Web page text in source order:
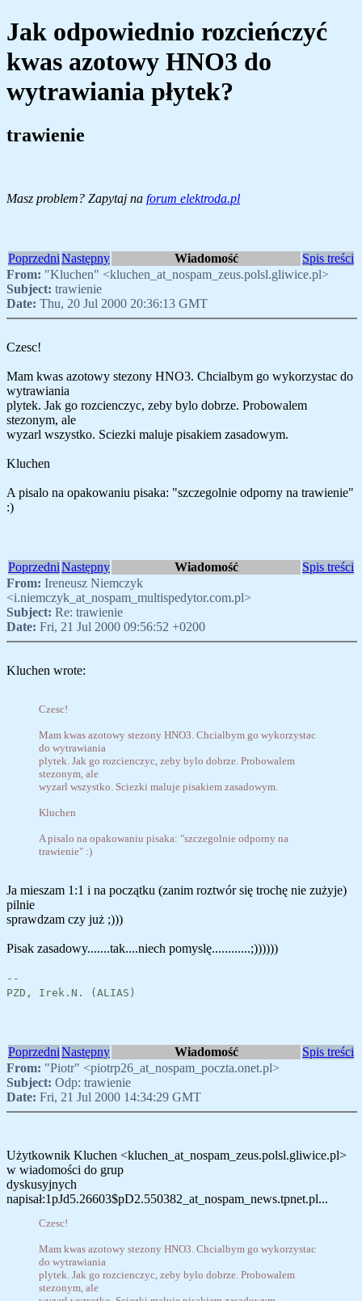
Jak odpowiednio rozcieńczyć
kwas azotowy HNO3 do
wytrawiania płytek?
trawienie
Masz problem? Zapytaj na forum elektroda.pl
PoprzedniNastępny Wiadomość
Spis treści
From: "Kluchen" <kluchen_at_nospam_zeus.polsl.gliwice.pl>
Subject: trawienie
Date: Thu, 20 Jul 2000 20:36:13 GMT
Czesc!
Mam kwas azotowy stezony HNO3. Chcialbym go wykorzystac do
wytrawiania
plytek. Jak go rozcienczyc, zeby bylo dobrze. Probowalem
stezonym, ale
wyzarl wszystko. Sciezki maluje pisakiem zasadowym.
Kluchen
A pisalo na opakowaniu pisaka: "szczegolnie odporny na trawienie"
:)
PoprzedniNastępny Wiadomość
Spis treści
From: Ireneusz Niemczyk
<i.niemczyk_at_nospam_multispedytor.com.pl>
Subject: Re: trawienie
Date: Fri, 21 Jul 2000 09:56:52 +0200
Kluchen wrote:
Czesc!
Mam kwas azotowy stezony HNO3. Chcialbym go wykorzystac
do wytrawiania
plytek. Jak go rozcienczyc, zeby bylo dobrze. Probowalem
stezonym, ale
wyzarl wszystko. Sciezki maluje pisakiem zasadowym.
Kluchen
A pisalo na opakowaniu pisaka: "szczegolnie odporny na
trawienie" :)
Ja mieszam 1:1 i na początku (zanim roztwór się trochę nie zużyje)
pilnie
sprawdzam czy już ;)))
Pisak zasadowy.......tak....niech pomyslę............;))))))
--
PZD, Irek.N. (ALIAS)
PoprzedniNastępny Wiadomość
Spis treści
From: "Piotr" <piotrp26_at_nospam_poczta.onet.pl>
Subject: Odp: trawienie
Date: Fri, 21 Jul 2000 14:34:29 GMT
Użytkownik Kluchen <kluchen_at_nospam_zeus.polsl.gliwice.pl>
w wiadomości do grup
dyskusyjnych
napisał:1pJd5.26603$pD2.550382_at_nospam_news.tpnet.pl...
Czesc!
Mam kwas azotowy stezony HNO3. Chcialbym go wykorzystac
do wytrawiania
plytek. Jak go rozcienczyc, zeby bylo dobrze. Probowalem
stezonym, ale